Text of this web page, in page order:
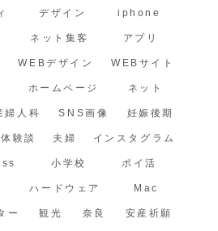
デザイン iphone
ネット集客 アプリ
WEBデザイン WEBサイト
ホームページ ネット
婦人科 SNS画像 妊娠後期
体験談 夫婦 インスタグラム
小学校 ポイ活
ハードウェア Mac
ー 観光 奈良 安産祈願